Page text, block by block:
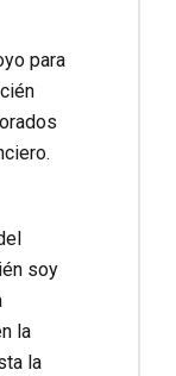
para
soy
la
la